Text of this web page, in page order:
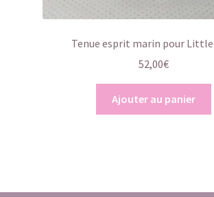
Tenue esprit marin pour
52,00€
Ajouter au panier